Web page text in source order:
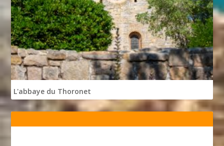
L'abbaye du Thoronet